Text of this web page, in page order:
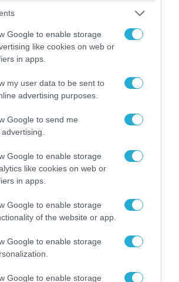
Google to enable storage
like cookies on web or
in apps.
my user data to be sent to
advertising purposes.
Google to send me
Google to enable storage
like cookies on web or
in apps.
Google to enable storage
of the website or app.
Google to enable storage
Google to enable storage
πεζοδρόμια» στην
κοινόχρηστους χώρους